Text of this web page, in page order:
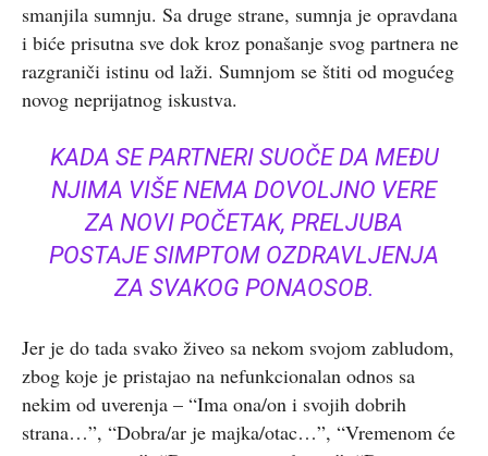
smanjila sumnju. Sa druge strane, sumnja je opravdana
i biće prisutna sve dok kroz ponašanje svog partnera ne
razgraniči istinu od laži. Sumnjom se štiti od mogućeg
novog neprijatnog iskustva.
KADA SE PARTNERI SUOČE DA MEĐU
NJIMA VIŠE NEMA DOVOLJNO VERE
ZA NOVI POČETAK, PRELJUBA
POSTAJE SIMPTOM OZDRAVLJENJA
ZA SVAKOG PONAOSOB.
Jer je do tada svako živeo sa nekom svojom zabludom,
zbog koje je pristajao na nefunkcionalan odnos sa
nekim od uverenja – “Ima ona/on i svojih dobrih
strana…”, “Dobra/ar je majka/otac…”, “Vremenom će